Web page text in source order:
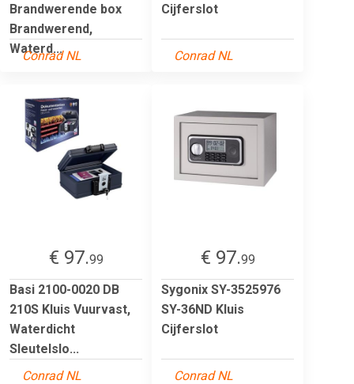
Brandwerende box
Brandwerend,
Waterd...
Conrad NL
Cijferslot
Conrad NL
€ 97.99
Basi 2100-0020 DB
210S Kluis Vuurvast,
Waterdicht
Sleutelslo...
Conrad NL
€ 97.99
Sygonix SY-3525976
SY-36ND Kluis
Cijferslot
Conrad NL